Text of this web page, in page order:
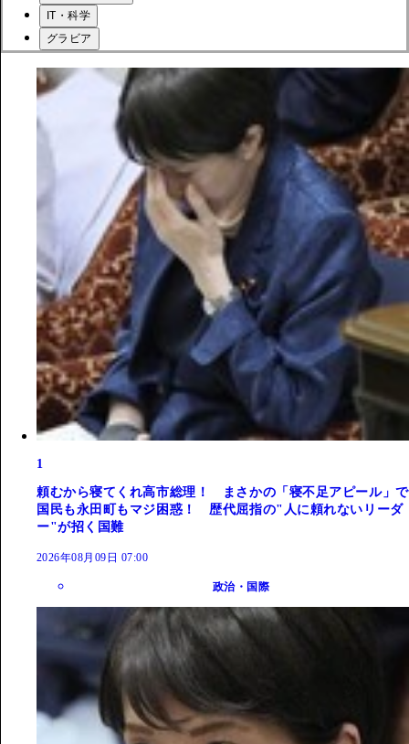
IT・科学
グラビア
1
頼むから寝てくれ高市総理！ まさかの「寝不足アピール」で
国民も永田町もマジ困惑！ 歴代屈指の"人に頼れないリーダ
ー"が招く国難
2026年08月09日 07:00
政治・国際